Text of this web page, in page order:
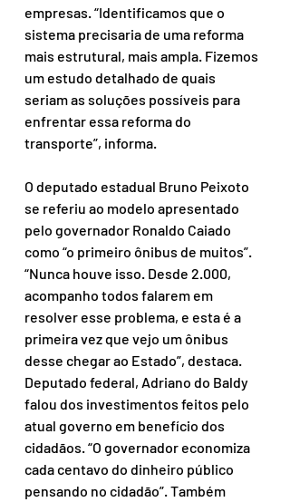
empresas. “Identificamos que o
sistema precisaria de uma reforma
mais estrutural, mais ampla. Fizemos
um estudo detalhado de quais
seriam as soluções possíveis para
enfrentar essa reforma do
transporte”, informa.
O deputado estadual Bruno Peixoto
se referiu ao modelo apresentado
pelo governador Ronaldo Caiado
como “o primeiro ônibus de muitos”.
“Nunca houve isso. Desde 2.000,
acompanho todos falarem em
resolver esse problema, e esta é a
primeira vez que vejo um ônibus
desse chegar ao Estado”, destaca.
Deputado federal, Adriano do Baldy
falou dos investimentos feitos pelo
atual governo em benefício dos
cidadãos. “O governador economiza
cada centavo do dinheiro público
pensando no cidadão”. Também